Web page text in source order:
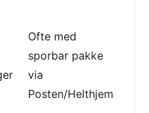
Ofte med
sporbar pakke
via
Posten/Helthjem